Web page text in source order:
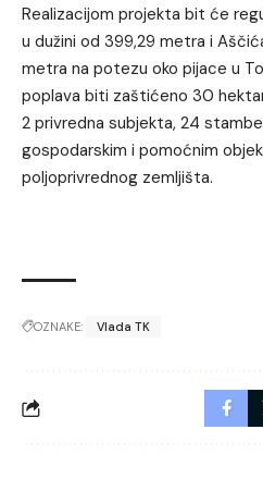
Realizacijom projekta bit će
u dužini od 399,29 metra i
metra na potezu oko pijace u
poplava biti zaštićeno 30
2 privredna subjekta, 24
gospodarskim i pomoćnim
poljoprivrednog zemljišta.
OZNAKE: Vlada TK